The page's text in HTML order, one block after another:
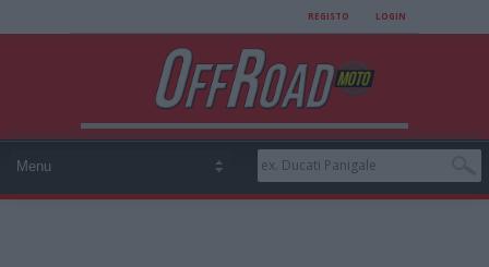
REGISTO LOGIN